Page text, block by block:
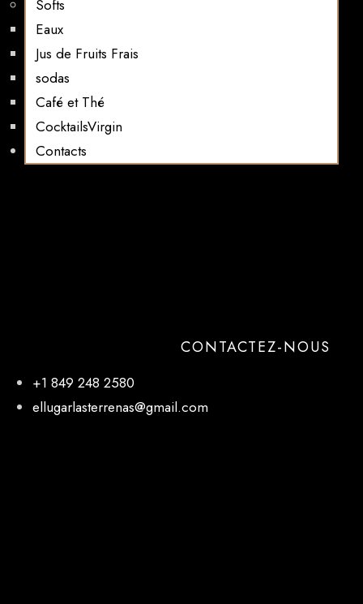
Softs
Eaux
Jus de Fruits Frais
sodas
Café et Thé
CocktailsVirgin​
Contacts
CONTACTEZ-NOUS
+1 849 248 2580
ellugarlasterrenas@gmail.com